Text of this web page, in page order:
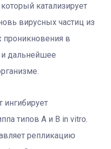
катализирует
вирусных частиц из
проникновения в
дальнейшее
ингибирует
типов А и В in vitro.
репликацию